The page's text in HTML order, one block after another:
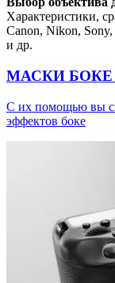
Характеристики,
Canon, Nikon,
и др.
МАСКИ БОКЕ
С их помощью вы
эффектов боке